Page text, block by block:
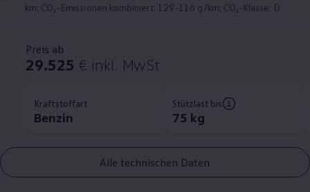
km; CO₂-Emissionen kombiniert: 129-116 g/km; CO₂-Klasse: D.
Preis ab
29.525 € inkl. MwSt
Kraftstoffart
Benzin
Stützlast bis
75 kg
Alle technischen Daten